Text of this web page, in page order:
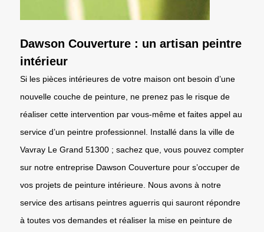
Dawson Couverture : un artisan peintre
intérieur
Si les pièces intérieures de votre maison ont besoin d’une
nouvelle couche de peinture, ne prenez pas le risque de
réaliser cette intervention par vous-même et faites appel au
service d’un peintre professionnel. Installé dans la ville de
Vavray Le Grand 51300 ; sachez que, vous pouvez compter
sur notre entreprise Dawson Couverture pour s’occuper de
vos projets de peinture intérieure. Nous avons à notre
service des artisans peintres aguerris qui sauront répondre
à toutes vos demandes et réaliser la mise en peinture de